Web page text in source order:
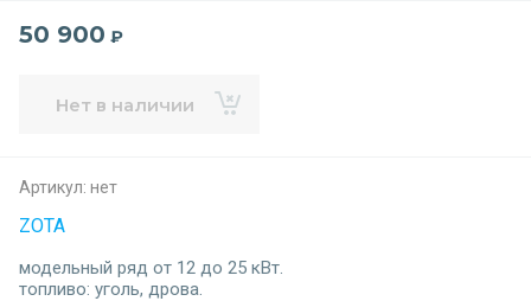
50 900 ₽
Нет в наличии
Артикул: нет
ZOTA
модельный ряд от 12 до 25 кВт.
топливо: уголь, дрова.